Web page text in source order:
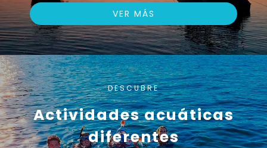
VER MÁS
DESCUBRE
Actividades acuáticas
diferentes